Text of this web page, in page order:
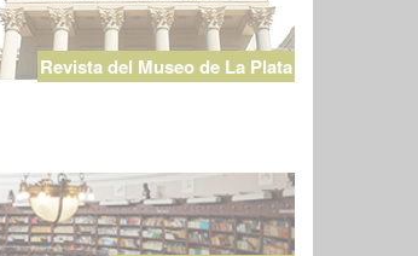
Revista del Museo de La Plata